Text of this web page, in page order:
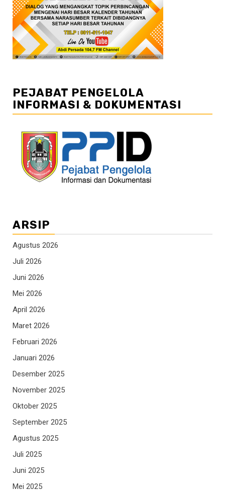
PEJABAT PENGELOLA
INFORMASI & DOKUMENTASI
ARSIP
Agustus 2026
Juli 2026
Juni 2026
Mei 2026
April 2026
Maret 2026
Februari 2026
Januari 2026
Desember 2025
November 2025
Oktober 2025
September 2025
Agustus 2025
Juli 2025
Juni 2025
Mei 2025